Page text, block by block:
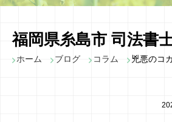
福岡県糸島市 司法書
ホーム ブログ コラム 兇悪のコ